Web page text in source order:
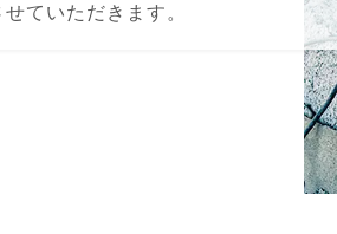
ていただきます。